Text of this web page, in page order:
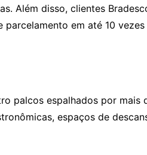
Além disso, clientes
em até 10 vezes
palcos espalhados por mais
espaços de